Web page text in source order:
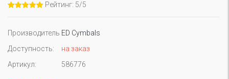
Рейтинг: 5/5
Производитель ED Cymbals
Доступность:
на заказ
Артикул:
586776